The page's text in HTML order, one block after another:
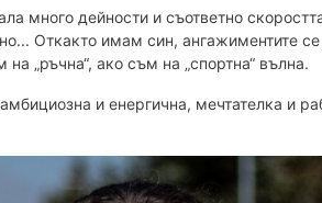
много дейности и съответно
Откакто имам син, ангажиментите се
„ръчна“, ако съм на „спортна“ вълна.
и енергична, мечтателка и